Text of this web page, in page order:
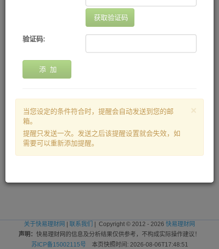
获取验证码
验证码:
添 加
×
当您设定的条件符合时，提醒会自动发送到您的邮
箱。
提醒只发送一次。发送之后该提醒设置就会失效，如
需要可以重新添加提醒。
关于快易理财网 联系我们 | Copyright © 2012 - 2026 快易理财网
声明： 快易理财网的信息及分析结果仅供参考，不构成实际操作建议！
苏ICP备15002115号 本页快照时间: 2026-08-06T17:48:51